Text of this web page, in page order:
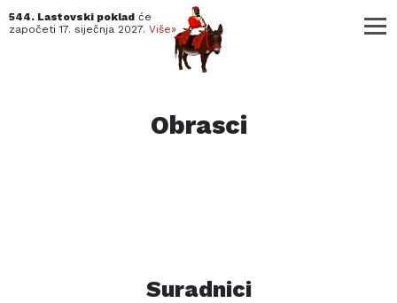
544. Lastovski poklad će
započeti17. siječnja 2027. Više»
Obrasci
Suradnici